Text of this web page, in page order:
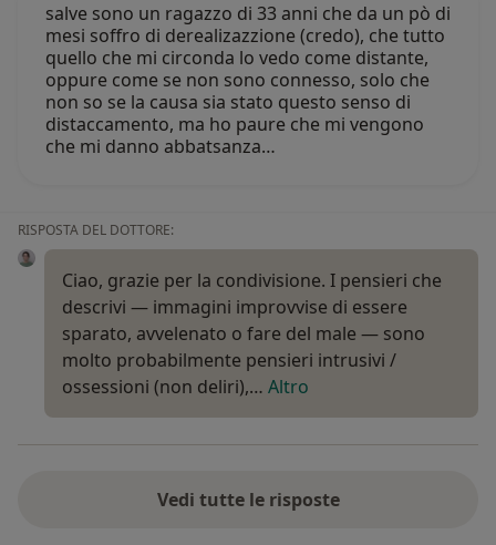
salve sono un ragazzo di 33 anni che da un pò di
mesi soffro di derealizazzione (credo), che tutto
quello che mi circonda lo vedo come distante,
oppure come se non sono connesso, solo che
non so se la causa sia stato questo senso di
distaccamento, ma ho paure che mi vengono
che mi danno abbatsanza…
RISPOSTA DEL DOTTORE:
Ciao, grazie per la condivisione. I pensieri che
descrivi — immagini improvvise di essere
sparato, avvelenato o fare del male — sono
molto probabilmente pensieri intrusivi /
ossessioni (non deliri),… Altro
Vedi tutte le risposte